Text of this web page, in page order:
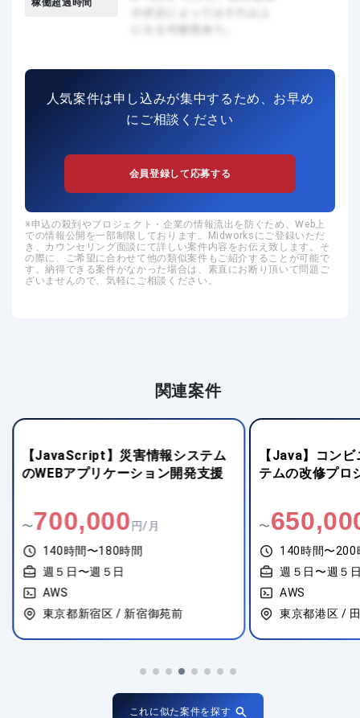
人気案件は申し込みが集中するため、お早め
にご相談ください
会員登録して応募する
申込の殺到やプロジェクト・企業の情報流出を防ぐため、Web上
での情報公開を一部制限しております。Midworksにご登録いただ
き、カウンセリング面談にて詳しい案件内容をお伝え致します。そ
の際に、ご希望に合わせて他の類似案件もご紹介することが可能で
す。納得できる案件がなかった場合は、素直にお断り頂いて問題ご
ざいませんので、気軽にご相談ください。
関連案件
【JavaScript】災害情報システム
のWEBアプリケーション開発支援
〜700,000円/月
140時間〜180時間
週５日〜週５日
AWS
東京都新宿区 / 新宿御苑前
【Java】コン
テムの改修プロ
〜
140時間〜200
週５日〜週５
AWS
東京都港区 /
これに似た案件を探す